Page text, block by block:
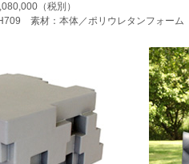
（税別）
素材：本体／ポリウレタンフォーム